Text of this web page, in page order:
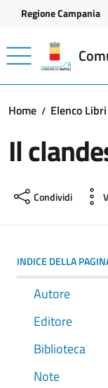
Vai ai contenuti
Vai al footer
Regione Campania
Home Elenco Libri
Il
Condividi
INDICE DELLA
Autore
Editore
Biblioteca
Note